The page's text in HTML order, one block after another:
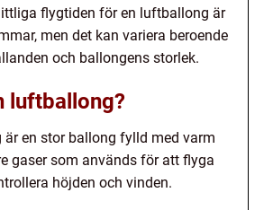
flygtiden för en luftballong är
men det kan variera beroende
och ballongens storlek.
luftballong?
är en stor ballong fylld med varm
gaser som används för att flyga
höjden och vinden.